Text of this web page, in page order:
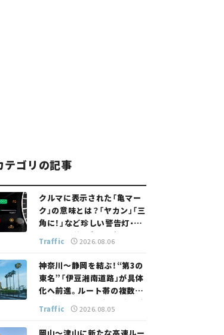
テゴリの記事
クルマに表示された「亀マー
ク」の意味とは？「ヤカン」「三
角に！」など珍しい警告灯・表
示灯を解説。 意外と便利なマ
ークも【クルマの知識】
Traffic 2026.08.06
神奈川～静岡を結ぶ！“第3の
東名”「伊豆湘南道路」が具体
化へ前進。ルート帯の複数案
検討へ。熱海まで信号ゼロが
実現？ 【いま気になる道路計
画】
Traffic 2026.08.05